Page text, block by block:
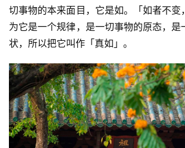
心
乐
菩
专
题
公
切事物的本来面目，它是如。「如者不变
为它是一个规律，是一切事物的原态，是
状，所以把它叫作「真如」。